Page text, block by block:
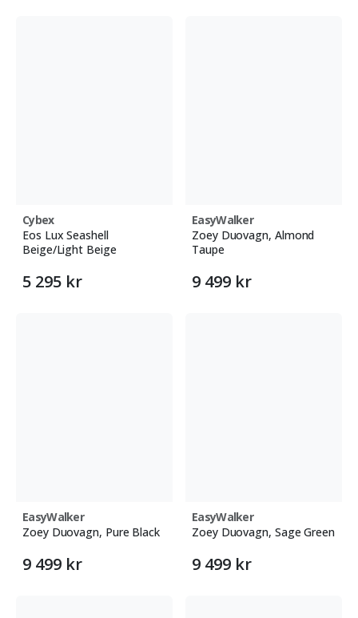
Cybex
Eos Lux Seashell
Beige/Light Beige
5 295 kr
EasyWalker
Zoey Duovagn, Almond
Taupe
9 499 kr
EasyWalker
Zoey Duovagn, Pure Black
9 499 kr
EasyWalker
Zoey Duovagn, Sage Green
9 499 kr